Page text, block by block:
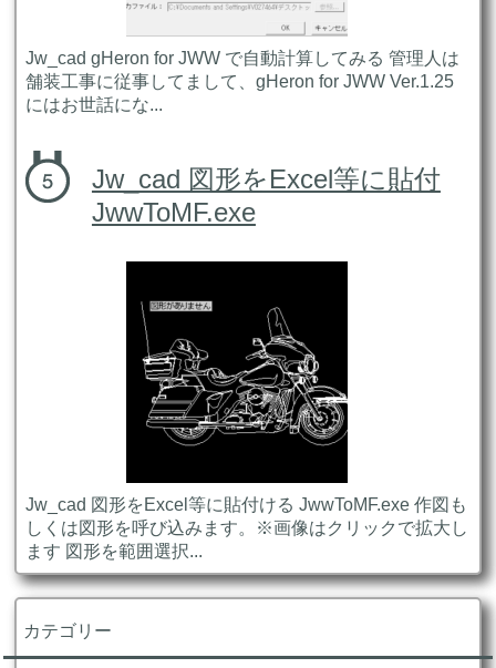
Jw_cad gHeron for JWW で自動計算してみる 管理人は
舗装工事に従事してまして、gHeron for JWW Ver.1.25
にはお世話にな...
Jw_cad 図形をExcel等に貼付
JwwToMF.exe
Jw_cad 図形をExcel等に貼付ける JwwToMF.exe 作図も
しくは図形を呼び込みます。※画像はクリックで拡大し
ます 図形を範囲選択...
カテゴリー